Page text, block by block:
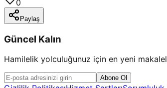
0
Paylaş
Güncel Kalın
Hamilelik yolculuğunuz için en yeni
Abone Ol